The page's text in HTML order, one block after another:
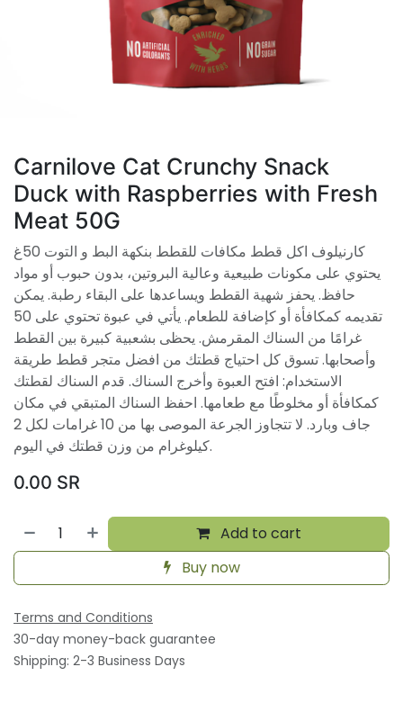
Carnilove Cat Crunchy Snack
Duck with Raspberries with Fresh
Meat 50G
كارنيلوف اكل قطط مكافات للقطط بنكهة البط و التوت 50غ
يحتوي على مكونات طبيعية وعالية البروتين، بدون حبوب أو مواد
حافظ. يحفز شهية القطط ويساعدها على البقاء رطبة. يمكن
تقديمه كمكافأة أو كإضافة للطعام. يأتي في عبوة تحتوي على 50
غرامًا من السناك المقرمش. يحظى بشعبية كبيرة بين القطط
وأصحابها. تسوق كل احتياج قطتك من افضل متجر قطط طريقة
الاستخدام: افتح العبوة وأخرج السناك. قدم السناك لقطتك
كمكافأة أو مخلوطًا مع طعامها. احفظ السناك المتبقي في مكان
جاف وبارد. لا تتجاوز الجرعة الموصى بها من 10 غرامات لكل 2
كيلوغرام من وزن قطتك في اليوم.
0.00 SR
Add to cart
Buy now
Terms and Conditions
30-day money-back guarantee
Shipping: 2-3 Business Days